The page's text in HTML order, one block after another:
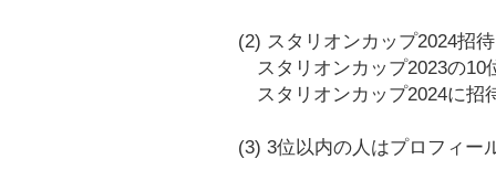
(2) スタリオンカップ2024招待
スタリオンカップ2023の10
スタリオンカップ2024に招
(3) 3位以内の人はプロフィー